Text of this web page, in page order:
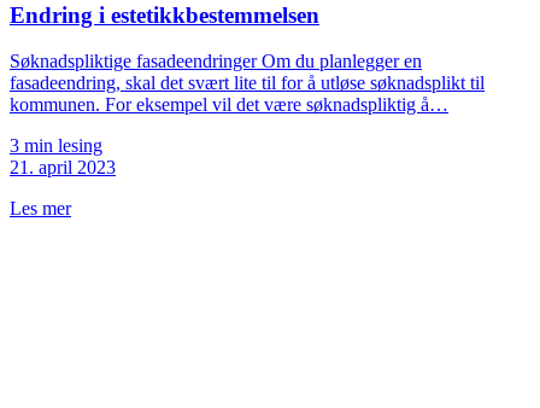
Endring i estetikkbestemmelsen
Søknadspliktige fasadeendringer Om du planlegger en
fasadeendring, skal det svært lite til for å utløse søknadsplikt til
kommunen. For eksempel vil det være søknadspliktig å…
3 min lesing
21. april 2023
Les mer